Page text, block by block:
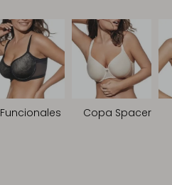
Funcionales Copa Spacer